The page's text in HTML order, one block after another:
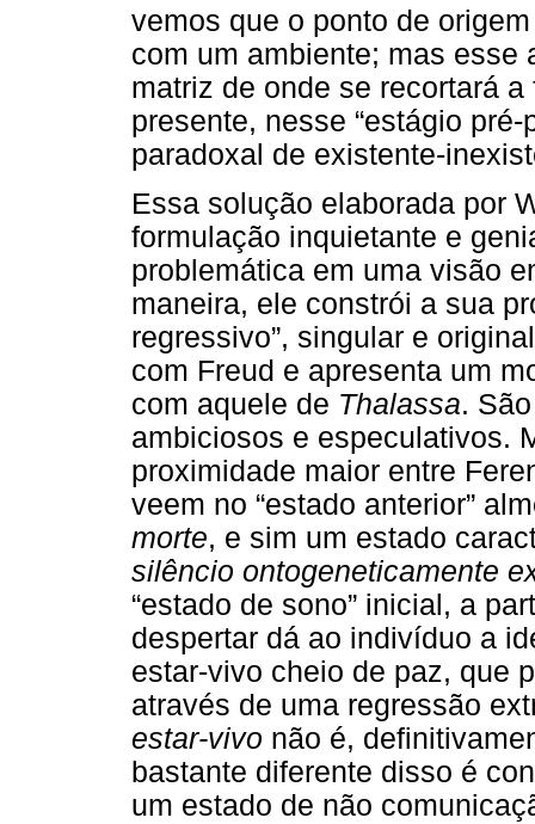
vemos que o ponto de
com um ambiente; mas esse
matriz de onde se recortará a
presente, nesse “estágio
paradoxal de existente-
Essa solução elaborada por
formulação inquietante e
problemática em uma visão
maneira, ele constrói a sua
regressivo”, singular e
com Freud e apresenta um
com aquele de Thalassa.
ambiciosos e especulativos.
proximidade maior entre
veem no “estado anterior”
morte, e sim um estado
silêncio ontogeneticamente
“estado de sono” inicial, a
despertar dá ao indivíduo a
estar-vivo cheio de paz, que
através de uma regressão
estar-vivo não é,
bastante diferente disso é
um estado de não